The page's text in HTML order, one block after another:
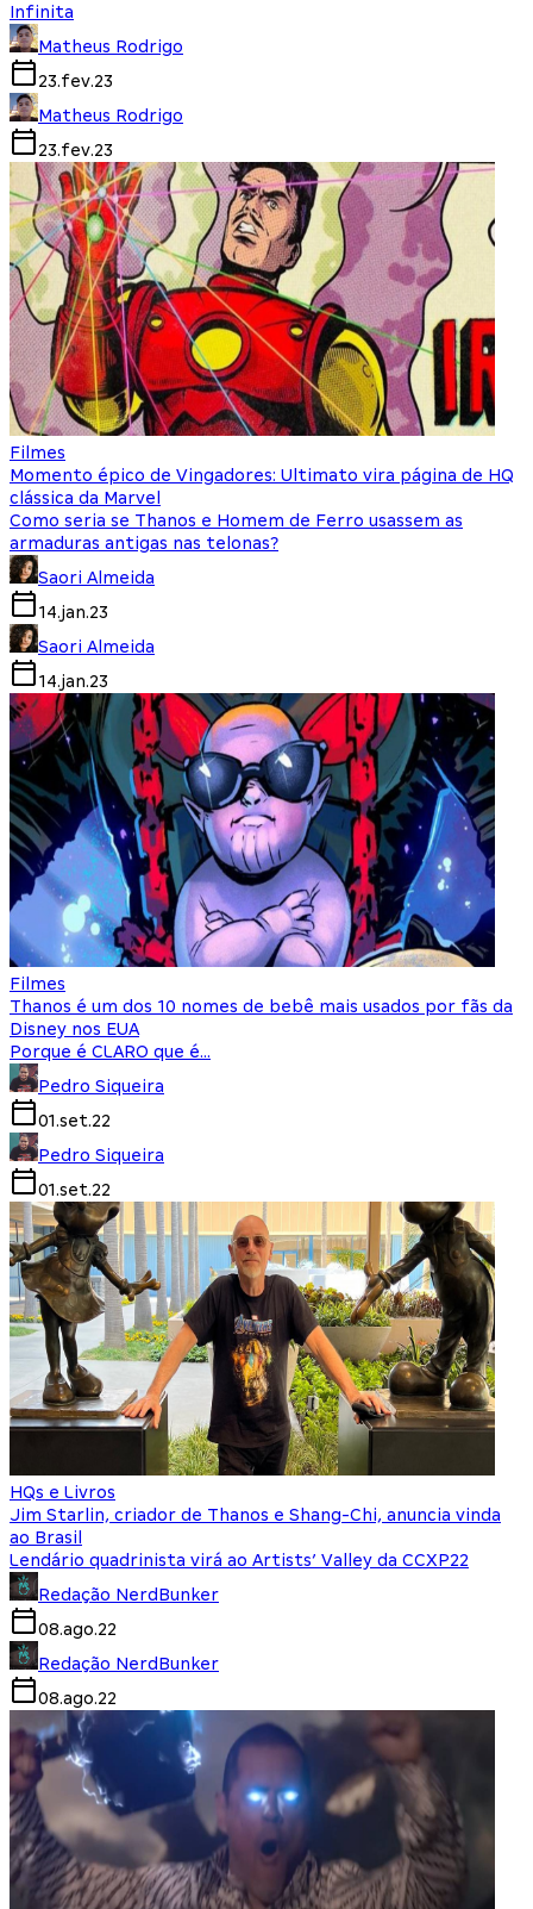
Infinita
Matheus Rodrigo
23.fev.23
Matheus Rodrigo
23.fev.23
Filmes
Momento épico de Vingadores: Ultimato vira página de HQ
clássica da Marvel
Como seria se Thanos e Homem de Ferro usassem as
armaduras antigas nas telonas?
Saori Almeida
14.jan.23
Saori Almeida
14.jan.23
Filmes
Thanos é um dos 10 nomes de bebê mais usados por fãs da
Disney nos EUA
Porque é CLARO que é…
Pedro Siqueira
01.set.22
Pedro Siqueira
01.set.22
HQs e Livros
Jim Starlin, criador de Thanos e Shang-Chi, anuncia vinda
ao Brasil
Lendário quadrinista virá ao Artists’ Valley da CCXP22
Redação NerdBunker
08.ago.22
Redação NerdBunker
08.ago.22